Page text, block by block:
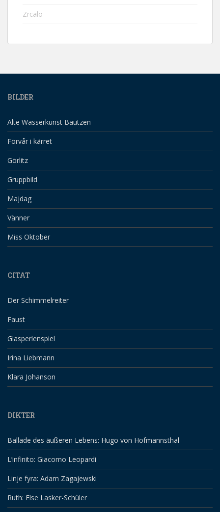
Zrcalo
BILDER
Alte Wasserkunst Bautzen
Förvår i kärret
Görlitz
Gruppbild
Majdag
Vänner
Miss Oktober
CITAT
Der Schimmelreiter
Faust
Glasperlenspiel
Irina Liebmann
Klara Johanson
DIKTER
Ballade des äußeren Lebens: Hugo von Hofmannsthal
L’infinito: Giacomo Leopardi
Linje fyra: Adam Zagajewski
Ruth: Else Lasker-Schüler